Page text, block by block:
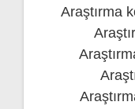
Araştırma